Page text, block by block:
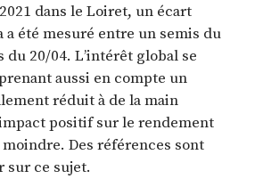
dans le Loiret, un écart
a été mesuré entre un semis du
du 20/04. L’intérêt global se
aussi en compte un
réduit à de la main
positif sur le rendement
moindre. Des références sont
sur ce sujet.